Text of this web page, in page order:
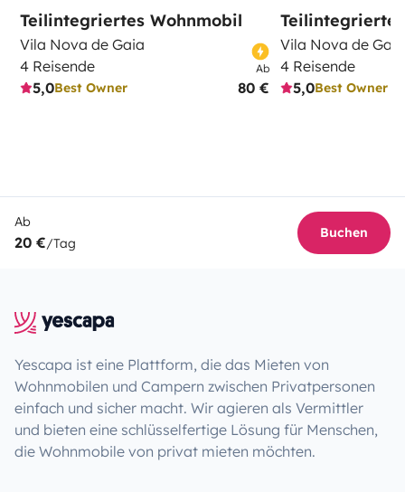
Teilintegriertes Wohnmobil
Vila Nova de Gaia
4 Reisende
5,0Best Owner
Ab
80 €
Vila Nova de Gaia
4 Reisende
5,0Best Owner
Ab
20 €/Tag
Buchen
Yescapa ist eine Plattform, die das Mieten von
Wohnmobilen und Campern zwischen Privatpersonen
einfach und sicher macht. Wir agieren als Vermittler
und bieten eine schlüsselfertige Lösung für Menschen,
die Wohnmobile von privat mieten möchten.